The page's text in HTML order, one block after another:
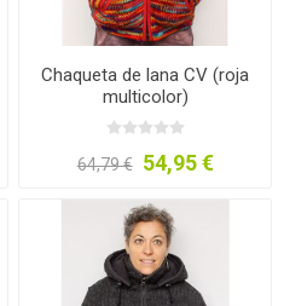
Chaqueta de lana CV (roja
multicolor)
64,79 € 54,95 €